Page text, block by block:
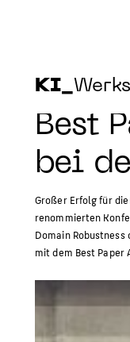
KI_
Best
bei
Großer Erfolg für
renommierten
Domain
mit dem Best Paper